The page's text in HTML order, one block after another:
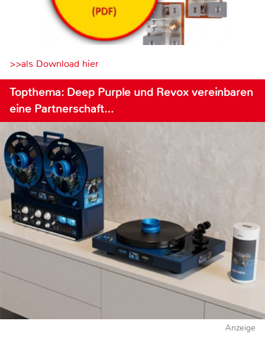
>>als Download hier
Topthema: Deep Purple und Revox vereinbaren
eine Partnerschaft…
Anzeige